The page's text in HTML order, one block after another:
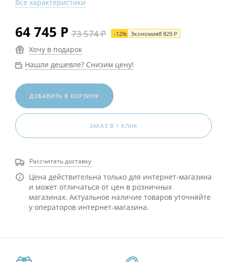
Все характеристики
64 745 Р 73 574Р -12% Экономия8 829 Р
Хочу в подарок
Нашли дешевле? Снизим цену!
ДОБАВИТЬ В КОРЗИНУ
ЗАКАЗ В 1 КЛИК
Рассчитать доставку
Цена действительна только для интернет-магазина
и может отличаться от цен в розничных
магазинах. Актуальное наличие товаров уточняйте
у операторов интернет-магазина.